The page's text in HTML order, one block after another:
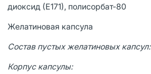
диоксид (Е171), полисорбат-80
Желатиновая капсула
Состав пустых желатиновых капсул:
Корпус капсулы: